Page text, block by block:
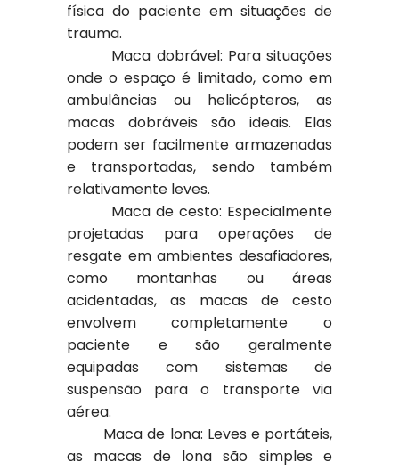
física do paciente em situações de
trauma.
Maca dobrável: Para situações
onde o espaço é limitado, como em
ambulâncias ou helicópteros, as
macas dobráveis são ideais. Elas
podem ser facilmente armazenadas
e transportadas, sendo também
relativamente leves.
Maca de cesto: Especialmente
projetadas para operações de
resgate em ambientes desafiadores,
como montanhas ou áreas
acidentadas, as macas de cesto
envolvem completamente o
paciente e são geralmente
equipadas com sistemas de
suspensão para o transporte via
aérea.
Maca de lona: Leves e portáteis,
as macas de lona são simples e